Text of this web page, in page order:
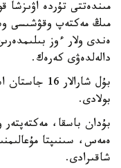
مىڭ مەكتەپ وقۋشىسى
ەندى ولار ءوز
دالەلدەۋى كەرەك.
بۇل
بولادى.
بۇدان باسقا، مەكتەپتەر
ەمەس، سىنىپتا
شاقىرادى.